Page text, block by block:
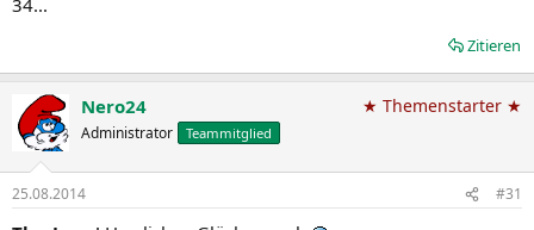
Zitieren
Nero24
Administrator Teammitglied
★ Themenstarter ★
25.08.2014 #31